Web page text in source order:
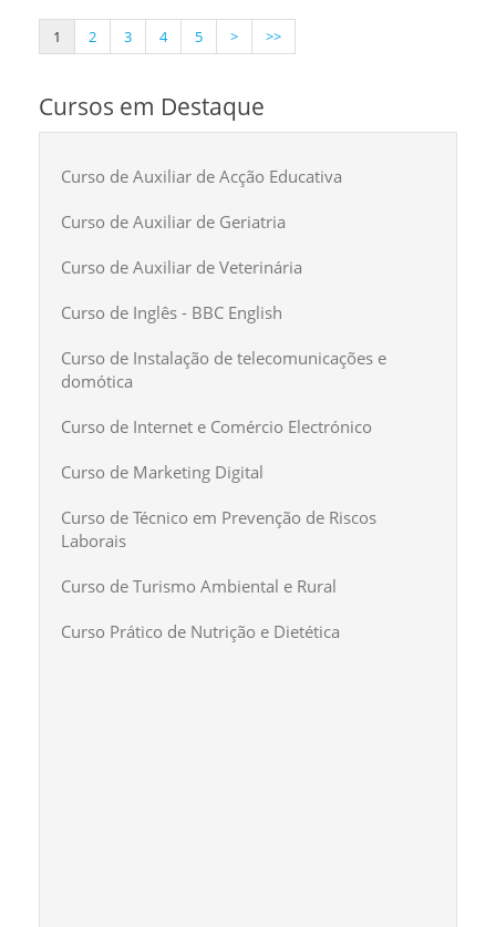
1 2 3 4 5 > >>
Cursos em Destaque
Curso de Auxiliar de Acção Educativa
Curso de Auxiliar de Geriatria
Curso de Auxiliar de Veterinária
Curso de Inglês - BBC English
Curso de Instalação de telecomunicações e
domótica
Curso de Internet e Comércio Electrónico
Curso de Marketing Digital
Curso de Técnico em Prevenção de Riscos
Laborais
Curso de Turismo Ambiental e Rural
Curso Prático de Nutrição e Dietética